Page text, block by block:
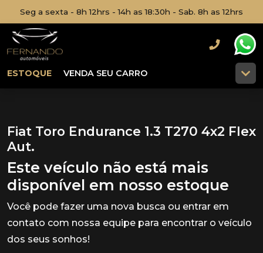
Seg a sexta - 8h 12hrs - 14h as 18:30h - Sab. 8h as 12hrs
ESTOQUE VENDA SEU CARRO
Fiat Toro Endurance 1.3 T270 4x2 Flex
Aut.
Este veículo não está mais
disponível em nosso estoque
Você pode fazer uma nova busca ou entrar em
contato com nossa equipe para encontrar o veículo
dos seus sonhos!